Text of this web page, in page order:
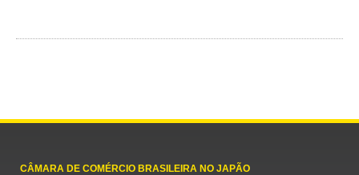
CÂMARA DE COMÉRCIO BRASILEIRA NO JAPÃO